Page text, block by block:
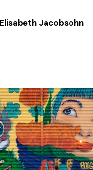
Elisabeth Jacobsohn